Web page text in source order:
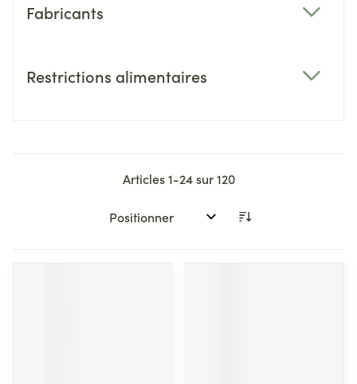
Fabricants
Restrictions alimentaires
Articles1-24sur120
Trier par: